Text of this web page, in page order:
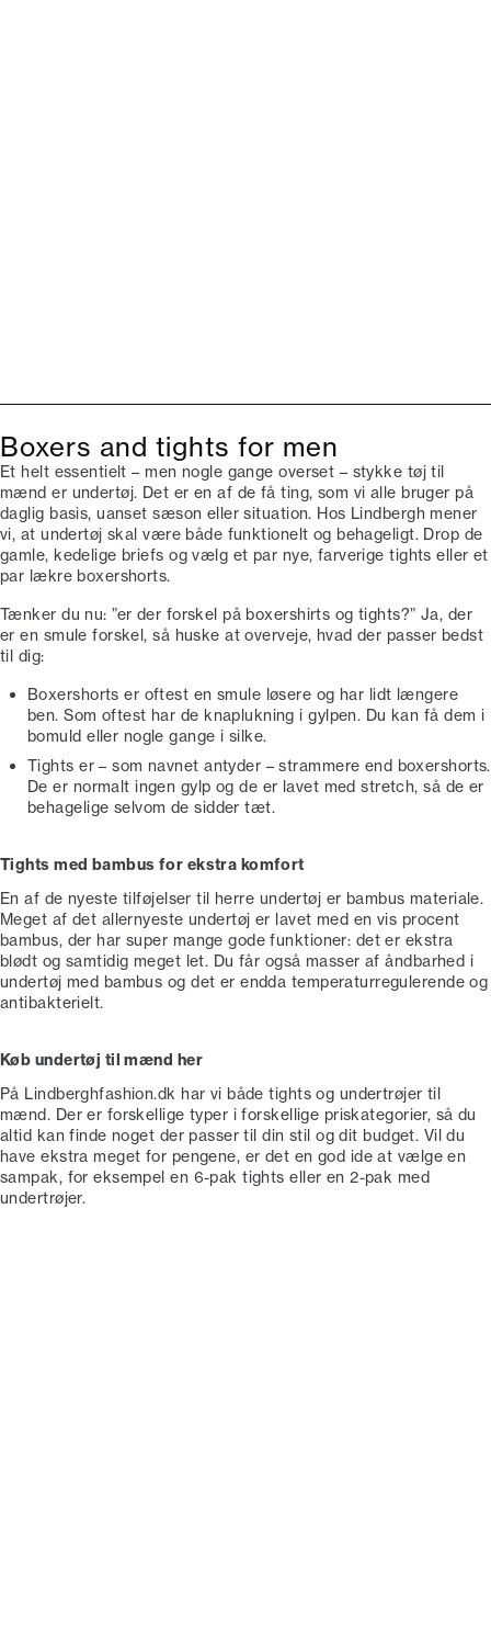
Boxers and tights for men
Et helt essentielt – men nogle gange overset – stykke tøj til
mænd er undertøj. Det er en af de få ting, som vi alle bruger på
daglig basis, uanset sæson eller situation. Hos Lindbergh mener
vi, at undertøj skal være både funktionelt og behageligt. Drop de
gamle, kedelige briefs og vælg et par nye, farverige tights eller et
par lækre boxershorts.
Tænker du nu: ”er der forskel på boxershirts og tights?” Ja, der
er en smule forskel, så huske at overveje, hvad der passer bedst
til dig:
Boxershorts er oftest en smule løsere og har lidt længere
ben. Som oftest har de knaplukning i gylpen. Du kan få dem i
bomuld eller nogle gange i silke.
Tights er – som navnet antyder – strammere end boxershorts.
De er normalt ingen gylp og de er lavet med stretch, så de er
behagelige selvom de sidder tæt.
Tights med bambus for ekstra komfort
En af de nyeste tilføjelser til herre undertøj er bambus materiale.
Meget af det allernyeste undertøj er lavet med en vis procent
bambus, der har super mange gode funktioner: det er ekstra
blødt og samtidig meget let. Du får også masser af åndbarhed i
undertøj med bambus og det er endda temperaturregulerende og
antibakterielt.
Køb undertøj til mænd her
På Lindberghfashion.dk har vi både tights og undertrøjer til
mænd. Der er forskellige typer i forskellige priskategorier, så du
altid kan finde noget der passer til din stil og dit budget. Vil du
have ekstra meget for pengene, er det en god ide at vælge en
sampak, for eksempel en 6-pak tights eller en 2-pak med
undertrøjer.